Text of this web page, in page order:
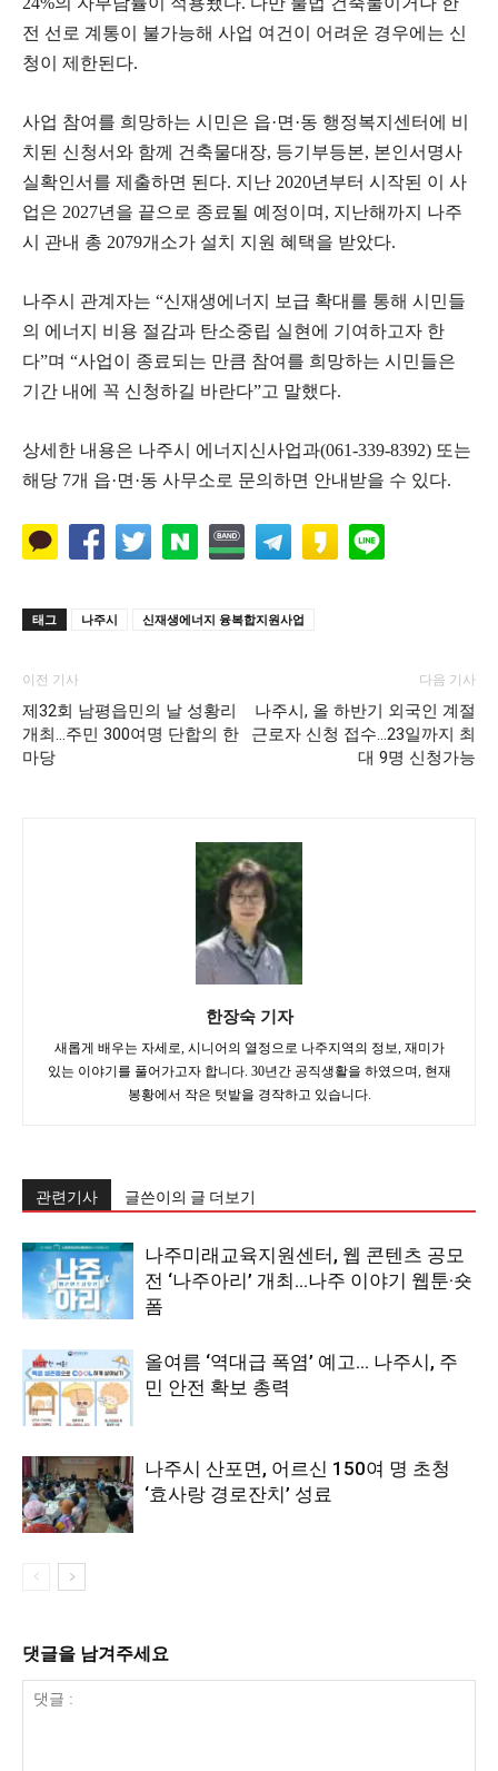
전 선로 계통이 불가능해 사업 여건이 어려운 경우에는 신
청이 제한된다.
사업 참여를 희망하는 시민은 읍·면·동 행정복지센터에 비
치된 신청서와 함께 건축물대장, 등기부등본, 본인서명사
실확인서를 제출하면 된다. 지난 2020년부터 시작된 이 사
업은 2027년을 끝으로 종료될 예정이며, 지난해까지 나주
시 관내 총 2079개소가 설치 지원 혜택을 받았다.
나주시 관계자는 “신재생에너지 보급 확대를 통해 시민들
의 에너지 비용 절감과 탄소중립 실현에 기여하고자 한
다”며 “사업이 종료되는 만큼 참여를 희망하는 시민들은
기간 내에 꼭 신청하길 바란다”고 말했다.
상세한 내용은 나주시 에너지신사업과(061-339-8392) 또는
해당 7개 읍·면·동 사무소로 문의하면 안내받을 수 있다.
태그 나주시 신재생에너지 융복합지원사업
이전 기사
제32회 남평읍민의 날 성황리
개최…주민 300여명 단합의 한
마당
다음 기사
나주시, 올 하반기 외국인 계절
근로자 신청 접수…23일까지 최
대 9명 신청가능
한장숙 기자
새롭게 배우는 자세로, 시니어의 열정으로 나주지역의 정보, 재미가
있는 이야기를 풀어가고자 합니다. 30년간 공직생활을 하였으며, 현재
봉황에서 작은 텃밭을 경작하고 있습니다.
관련기사 글쓴이의 글 더보기
나주미래교육지원센터, 웹 콘텐츠 공모
전 ‘나주아리’ 개최…나주 이야기 웹툰·숏
폼
올여름 ‘역대급 폭염’ 예고… 나주시, 주
민 안전 확보 총력
나주시 산포면, 어르신 150여 명 초청
‘효사랑 경로잔치’ 성료
댓글을 남겨주세요